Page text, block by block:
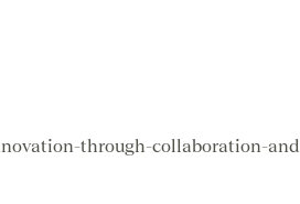
through-collaboration-